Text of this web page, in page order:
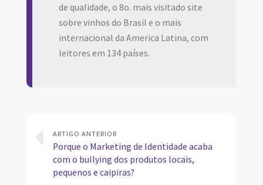
de qualidade, o 8o. mais visitado site
sobre vinhos do Brasil e o mais
internacional da America Latina, com
leitores em 134 países.
ARTIGO ANTERIOR
Porque o Marketing de Identidade acaba
com o bullying dos produtos locais,
pequenos e caipiras?